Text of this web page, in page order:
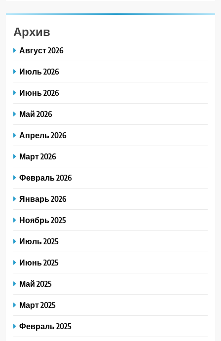
Архив
Август 2026
Июль 2026
Июнь 2026
Май 2026
Апрель 2026
Март 2026
Февраль 2026
Январь 2026
Ноябрь 2025
Июль 2025
Июнь 2025
Май 2025
Март 2025
Февраль 2025